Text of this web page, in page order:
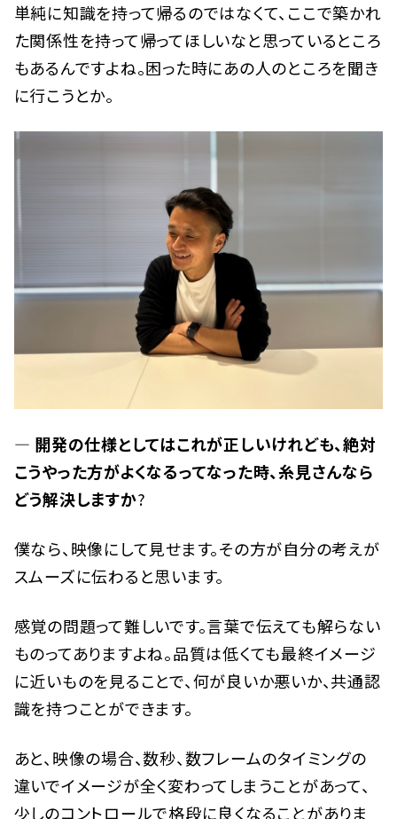
単純に知識を持って帰るのではなくて、ここで築かれ
た関係性を持って帰ってほしいなと思っているところ
もあるんですよね。困った時にあの人のところを聞き
に行こうとか。
— 開発の仕様としてはこれが正しいけれども、絶対
こうやった方がよくなるってなった時、糸見さんなら
どう解決しますか?
僕なら、映像にして見せます。その方が自分の考えが
スムーズに伝わると思います。
感覚の問題って難しいです。言葉で伝えても解らない
ものってありますよね。品質は低くても最終イメージ
に近いものを見ることで、何が良いか悪いか、共通認
識を持つことができます。
あと、映像の場合、数秒、数フレームのタイミングの
違いでイメージが全く変わってしまうことがあって、
少しのコントロールで格段に良くなることがありま